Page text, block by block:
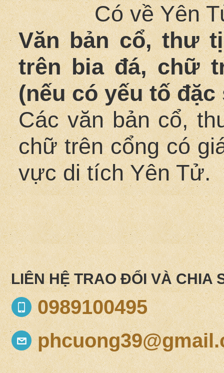
Có về Yên
Văn bản cổ, thư
trên bia đá, chữ
(nếu có yếu tố
Các văn bản cổ,
chữ trên cổng có
vực di tích Yên Tử.
LIÊN HỆ TRAO ĐỔI VÀ CHIA
0989100495